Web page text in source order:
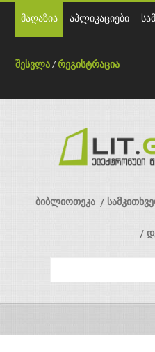
მაღაზია აპლიკაციები
შესვლა /რეგისტრაცია
ბიბლიოთეკა